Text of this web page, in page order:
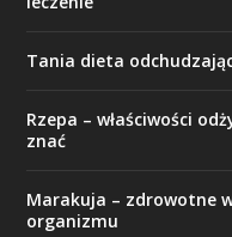
Tania dieta
Rzepa – właściwości
znać
Marakuja – zdrowotne
organizmu